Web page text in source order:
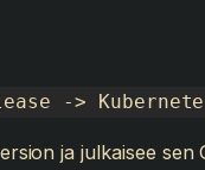
->
ja julkaisee